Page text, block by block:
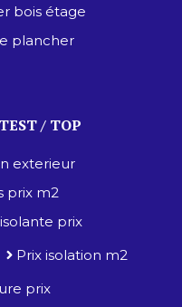
bois étage
plancher
/ TOP
exterieur
prix m2
prix
Prix isolation m2
prix